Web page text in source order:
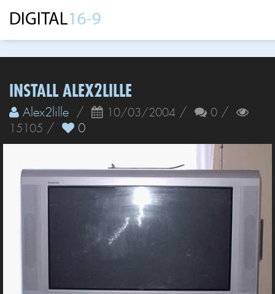
INSTALL ALEX2LILLE
Alex2lille / 10/03/2004 / 0 /
15105 / 0